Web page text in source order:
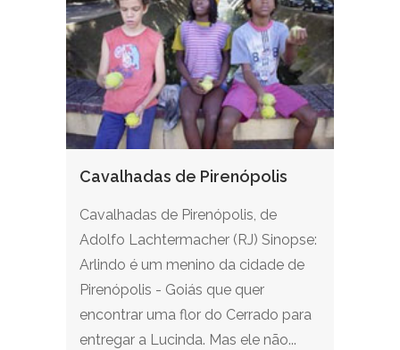
Cavalhadas de Pirenópolis
Cavalhadas de Pirenópolis, de
Adolfo Lachtermacher (RJ) Sinopse:
Arlindo é um menino da cidade de
Pirenópolis - Goiás que quer
encontrar uma flor do Cerrado para
entregar a Lucinda. Mas ele não...